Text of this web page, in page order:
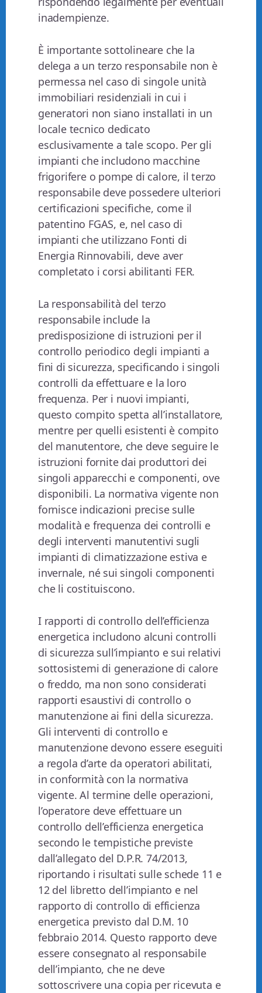
inadempienze.
È importante sottolineare che la
delega a un terzo responsabile non è
permessa nel caso di singole unità
immobiliari residenziali in cui i
generatori non siano installati in un
locale tecnico dedicato
esclusivamente a tale scopo. Per gli
impianti che includono macchine
frigorifere o pompe di calore, il terzo
responsabile deve possedere ulteriori
certificazioni specifiche, come il
patentino FGAS, e, nel caso di
impianti che utilizzano Fonti di
Energia Rinnovabili, deve aver
completato i corsi abilitanti FER.
La responsabilità del terzo
responsabile include la
predisposizione di istruzioni per il
controllo periodico degli impianti a
fini di sicurezza, specificando i singoli
controlli da effettuare e la loro
frequenza. Per i nuovi impianti,
questo compito spetta all’installatore,
mentre per quelli esistenti è compito
del manutentore, che deve seguire le
istruzioni fornite dai produttori dei
singoli apparecchi e componenti, ove
disponibili. La normativa vigente non
fornisce indicazioni precise sulle
modalità e frequenza dei controlli e
degli interventi manutentivi sugli
impianti di climatizzazione estiva e
invernale, né sui singoli componenti
che li costituiscono.
I rapporti di controllo dell’efficienza
energetica includono alcuni controlli
di sicurezza sull’impianto e sui relativi
sottosistemi di generazione di calore
o freddo, ma non sono considerati
rapporti esaustivi di controllo o
manutenzione ai fini della sicurezza.
Gli interventi di controllo e
manutenzione devono essere eseguiti
a regola d’arte da operatori abilitati,
in conformità con la normativa
vigente. Al termine delle operazioni,
l’operatore deve effettuare un
controllo dell’efficienza energetica
secondo le tempistiche previste
dall’allegato del D.P.R. 74/2013,
riportando i risultati sulle schede 11 e
12 del libretto dell’impianto e nel
rapporto di controllo di efficienza
energetica previsto dal D.M. 10
febbraio 2014. Questo rapporto deve
essere consegnato al responsabile
dell’impianto, che ne deve
sottoscrivere una copia per ricevuta e